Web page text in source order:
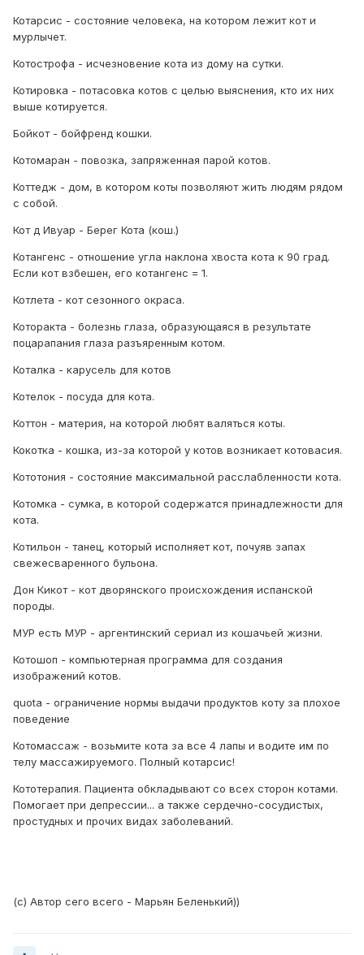
Котарсис - состояние человека, на котором лежит кот и
мурлычет.
Котострофа - исчезновение кота из дому на сутки.
Котировка - потасовка котов с целью выяснения, кто их них
выше котируется.
Бойкот - бойфренд кошки.
Котомаран - повозка, запряженная парой котов.
Коттедж - дом, в котором коты позволяют жить людям рядом
с собой.
Кот д Ивуар - Берег Кота (кош.)
Котангенс - отношение угла наклона хвоста кота к 90 град.
Если кот взбешен, его котангенс = 1.
Котлета - кот сезонного окраса.
Которакта - болезнь глаза, образующаяся в результате
поцарапания глаза разъяренным котом.
Коталка - карусель для котов
Котелок - посуда для кота.
Коттон - материя, на которой любят валяться коты.
Кокотка - кошка, из-за которой у котов возникает котовасия.
Кототония - состояние максимальной расслабленности кота.
Котомка - сумка, в которой содержатся принадлежности для
кота.
Котильон - танец, который исполняет кот, почуяв запах
свежесваренного бульона.
Дон Кикот - кот дворянского происхождения испанской
породы.
МУР есть МУР - аргентинский сериал из кошачьей жизни.
Котошоп - компьютерная программа для создания
изображений котов.
quota - ограничение нормы выдачи продуктов коту за плохое
поведение
Котомассаж - возьмите кота за все 4 лапы и водите им по
телу массажируемого. Полный котарсис!
Кототерапия. Пациента обкладывают со всех сторон котами.
Помогает при депрессии... а также сердечно-сосудистых,
простудных и прочих видах заболеваний.
(с) Автор сего всего - Марьян Беленький))